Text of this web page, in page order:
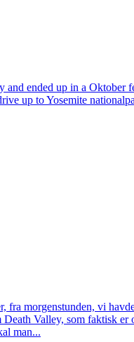
ended up in a
up to Yosemite
fra morgenstunden, vi
Valley, som faktisk
man...